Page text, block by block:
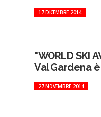
17 DICEMBRE 2014
"WORLD SKI
Val Gardena
27 NOVEMBRE 2014